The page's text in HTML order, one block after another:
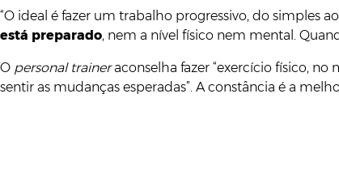
“O ideal é fazer um trabalho progressivo, do simples
está preparado, nem a nível físico nem mental.
O personal traineraconselha fazer “exercício físico, no
sentir as mudanças esperadas”. A constância é a